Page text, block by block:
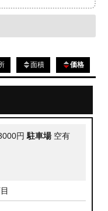
価格
面積
円 駐車場 空有